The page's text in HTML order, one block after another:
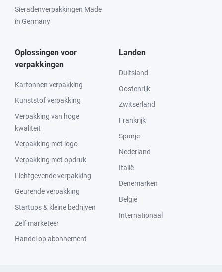
Sieradenverpakkingen Made
in Germany
Oplossingen voor
verpakkingen
Kartonnen verpakking
Kunststof verpakking
Verpakking van hoge
kwaliteit
Verpakking met logo
Verpakking met opdruk
Lichtgevende verpakking
Geurende verpakking
Startups & kleine bedrijven
Zelf marketeer
Handel op abonnement
Landen
Duitsland
Oostenrijk
Zwitserland
Frankrijk
Spanje
Nederland
Italië
Denemarken
België
Internationaal